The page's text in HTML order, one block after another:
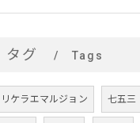
タグ Tags
リケラエマルジョン 七五三